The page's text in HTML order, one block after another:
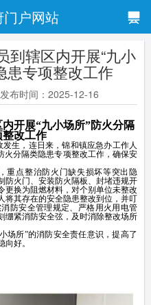
户网站
到辖区内开展“九小
患专项整改工作
布时间：2025-12-16
开展“九小场所”防火分隔
整改工作
生，连日来，锦和镇应急办工作人
火分隔类隐患专项整改工作，确保安
重点整治防火门缺失损坏等突出隐
防火门、安装防火隔板、封堵违规开
更换为阻燃材料，对个别单位未整改
将其存在的安全隐患整改到位，并叮
防安全管理规定、严格用火用电管
绷紧消防安全弦，及时消除整改场所
场所”的消防安全责任意识，提高了
好。